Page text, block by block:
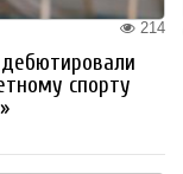
214
спорту